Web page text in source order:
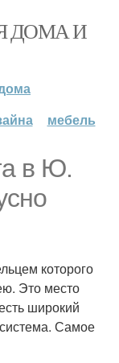
ДОМА И
мебель
в Ю.
которого
Это место
широкий
Самое